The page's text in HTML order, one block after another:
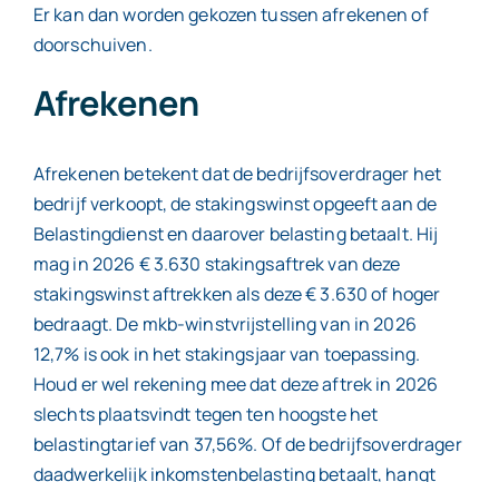
Er kan dan worden gekozen tussen afrekenen of
doorschuiven.
Afrekenen
Afrekenen betekent dat de bedrijfsoverdrager het
bedrijf verkoopt, de stakingswinst opgeeft aan de
Belastingdienst en daarover belasting betaalt. Hij
mag in 2026 € 3.630 stakingsaftrek van deze
stakingswinst aftrekken als deze € 3.630 of hoger
bedraagt. De mkb-winstvrijstelling van in 2026
12,7% is ook in het stakingsjaar van toepassing.
Houd er wel rekening mee dat deze aftrek in 2026
slechts plaatsvindt tegen ten hoogste het
belastingtarief van 37,56%. Of de bedrijfsoverdrager
daadwerkelijk inkomstenbelasting betaalt, hangt